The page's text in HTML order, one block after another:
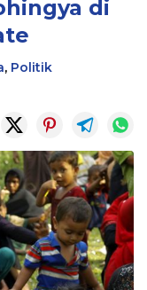
di
, Politik